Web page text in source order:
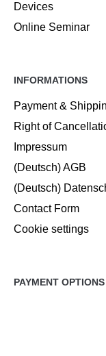
Devices
Online Seminar
INFORMATIONS
Payment &
Right of
Impressum
(Deutsch) AGB
(Deutsch)
Contact Form
Cookie settings
PAYMENT OPTIONS